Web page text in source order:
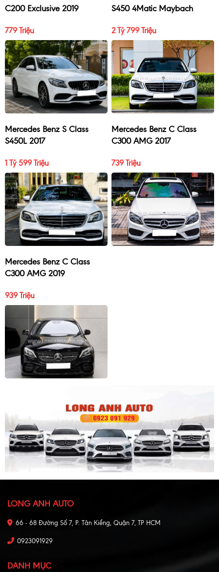
C200 Exclusive 2019
779 Triệu
S450 4Matic Maybach
2 Tỷ 799 Triệu
Mercedes Benz S Class
S450L 2017
1 Tỷ 599 Triệu
Mercedes Benz C Class
C300 AMG 2017
739 Triệu
Mercedes Benz C Class
C300 AMG 2019
939 Triệu
LONG ANH AUTO
66 - 68 Đường Số 7, P. Tân Kiểng, Quận 7, TP HCM
0923091929
DANH MỤC